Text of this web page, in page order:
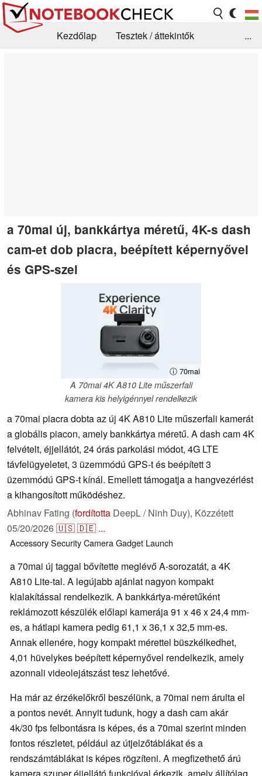
Kezdőlap
Tesztek / áttekintők
...
a 70mai új, bankkártya méretű, 4K-s dash
cam-et dob piacra, beépített képernyővel
és GPS-szel
ⓘ 70mai
A 70mai 4K A810 Lite műszerfali
kamera kis helyigénnyel rendelkezik
a 70mai piacra dobta az új 4K A810 Lite műszerfali kamerát
a globális piacon, amely bankkártya méretű. A dash cam 4K
felvételt, éjjellátót, 24 órás parkolási módot, 4G LTE
távfelügyeletet, 3 üzemmódú GPS-t és beépített 3
üzemmódú GPS-t kínál. Emellett támogatja a hangvezérlést
a kihangosított működéshez.
Abhinav Fating (fordította DeepL / Ninh Duy), Közzétett
05/20/2026🇺🇸🇩🇪 ...
AccessorySecurityCameraGadget Launch
a 70mai új taggal bővítette meglévő A-sorozatát, a 4K
A810 Lite-tal. A legújabb ajánlat nagyon kompakt
kialakítással rendelkezik. A bankkártya-méretűként
reklámozott készülék előlapi kamerája 91 x 46 x 24,4 mm-
es, a hátlapi kamera pedig 61,1 x 36,1 x 32,5 mm-es.
Annak ellenére, hogy kompakt mérettel büszkélkedhet,
4,01 hüvelykes beépített képernyővel rendelkezik, amely
azonnali videolejátszást tesz lehetővé.
Ha már az érzékelőkről beszélünk, a 70mai nem árulta el
a pontos nevét. Annyit tudunk, hogy a dash cam akár
4k/30 fps felbontásra is képes, és a 70mai szerint minden
fontos részletet, például az útjelzőtáblákat és a
rendszámtáblákat is képes rögzíteni. A megfizethető árú